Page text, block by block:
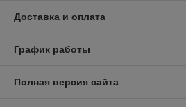
Доставка и оплата
График работы
Полная версия сайта